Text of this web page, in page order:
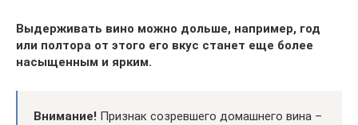
Выдерживать вино можно дольше, например, год
или полтора от этого его вкус станет еще более
насыщенным и ярким.
Внимание! Признак созревшего домашнего вина –